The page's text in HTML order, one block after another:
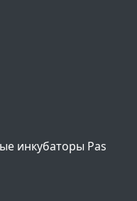
инкубаторы Pas